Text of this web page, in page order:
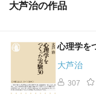
大芦治の作品
心理学を
大芦治
307